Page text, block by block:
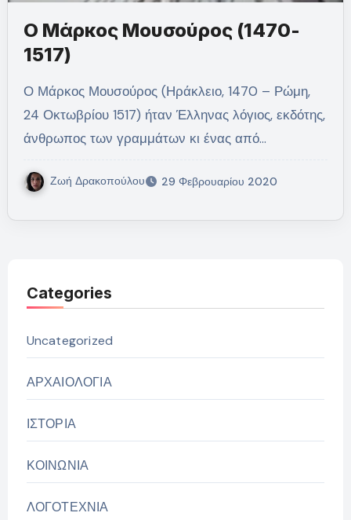
Ο Μάρκος Μουσούρος (1470-
1517)
Ο Μάρκος Μουσούρος (Ηράκλειο, 1470 – Ρώμη,
24 Οκτωβρίου 1517) ήταν Έλληνας λόγιος, εκδότης,
άνθρωπος των γραμμάτων κι ένας από…
Ζωή Δρακοπούλου 29 Φεβρουαρίου 2020
Categories
Uncategorized
ΑΡΧΑΙΟΛΟΓΙΑ
ΙΣΤΟΡΙΑ
ΚΟΙΝΩΝΙΑ
ΛΟΓΟΤΕΧΝΙΑ